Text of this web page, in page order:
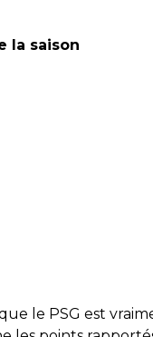
la saison
le PSG est